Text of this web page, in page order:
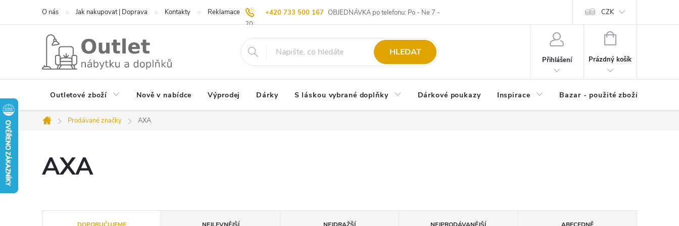
+420 733 500 167 OBJEDNÁVKA po telefonu: Po - Ne 7 -
20
O nás Jak nakupovat | Doprava Kontakty Reklamace | Vrácení zboží Blog 20 let u Starých Komisní prodej | Výkup zboží Kvalita zboží Spolupráce |
CZK
HLEDAT
Přihlášení
NÁKUPNÍ
Prázdný košík
Outletové zboží Nově v nabídce Výprodej Dárky S láskou vybrané doplňky Dárkové poukazy Inspirace Bazar - použité zboží
Domů
Prodávané značky AXA
AXA